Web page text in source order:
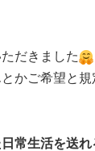
だきました
かご希望と
常生活を送